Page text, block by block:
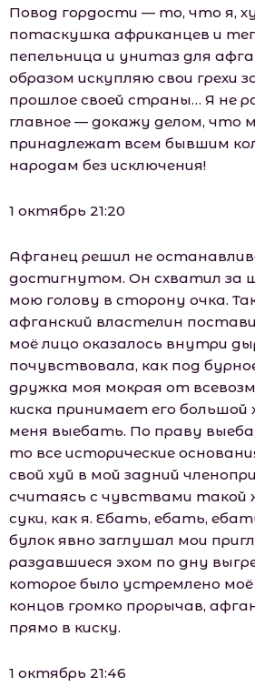
Повод гордости — то, что я,
потаскушка африканцев и
пепельница и унитаз для
образом искупляю свои грехи
прошлое своей страны… Я не
главное — докажу делом, что
принадлежат всем бывшим
народам без исключения!
1 октябрь 21:20
Афганец решил не
достигнутом. Он схватил за
мою голову в сторону очка.
афганский властелин
моё лицо оказалось внутри
почувствовала, как под
дружка моя мокрая от
киска принимает его большой
меня выебать. По праву
то все исторические
свой хуй в мой задний
считаясь с чувствами такой
суки, как я. Ебать, ебать,
булок явно заглушал мои
раздавшиеся эхом по дну
которое было устремлено моё
концов громко прорычав,
прямо в киску.
1 октябрь 21:46